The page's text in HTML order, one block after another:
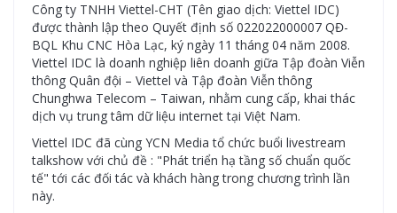
Công ty TNHH Viettel-CHT (Tên giao dịch: Viettel IDC)
được thành lập theo Quyết định số 022022000007 QĐ-
BQL Khu CNC Hòa Lạc, ký ngày 11 tháng 04 năm 2008.
Viettel IDC là doanh nghiệp liên doanh giữa Tập đoàn Viễn
thông Quân đội – Viettel và Tập đoàn Viễn thông
Chunghwa Telecom – Taiwan, nhằm cung cấp, khai thác
dịch vụ trung tâm dữ liệu internet tại Việt Nam.
Viettel IDC đã cùng YCN Media tổ chức buổi livestream
talkshow với chủ đề : "Phát triển hạ tầng số chuẩn quốc
tế" tới các đối tác và khách hàng trong chương trình lần
này.